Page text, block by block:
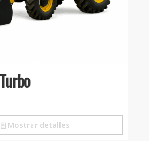
Mostrar detalles